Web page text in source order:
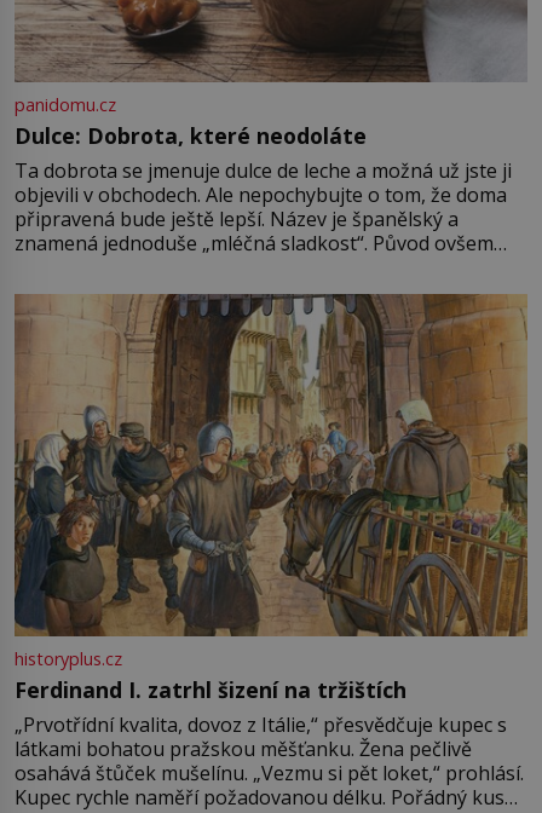
panidomu.cz
Dulce: Dobrota, které neodoláte
Ta dobrota se jmenuje dulce de leche a možná už jste ji
objevili v obchodech. Ale nepochybujte o tom, že doma
připravená bude ještě lepší. Název je španělský a
znamená jednoduše „mléčná sladkost“. Původ ovšem
pře hned několik latinskoamerických zemí a k tomu
Francie, kde se traduje,
historyplus.cz
Ferdinand I. zatrhl šizení na tržištích
„Prvotřídní kvalita, dovoz z Itálie,“ přesvědčuje kupec s
látkami bohatou pražskou měšťanku. Žena pečlivě
osahává štůček mušelínu. „Vezmu si pět loket,“ prohlásí.
Kupec rychle naměří požadovanou délku. Pořádný kus